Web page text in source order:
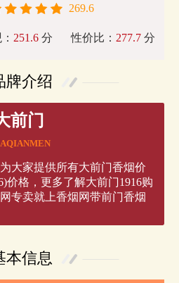
269.6
251.6 分 性价比： 277.7 分
牌介绍
前门
大家提供所有大前门香烟价
价格，更多了解大前门1916购
专卖就上香烟网带前门香烟
本信息